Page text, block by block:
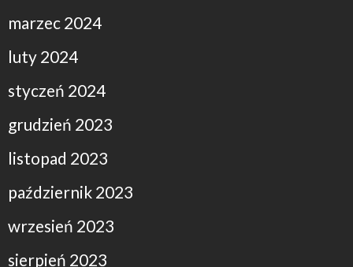
marzec 2024
luty 2024
styczeń 2024
grudzień 2023
listopad 2023
październik 2023
wrzesień 2023
sierpień 2023